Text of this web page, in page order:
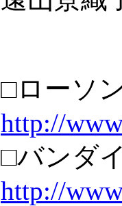
□ローソ
http://
□バンダ
http://